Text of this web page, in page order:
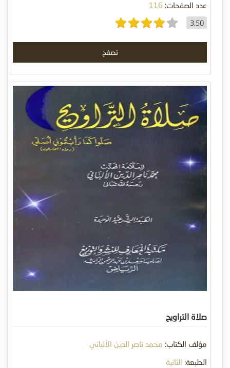
عدد الصفحات: 116
3.50
تصفح
صلاة التراويح
مؤلف الكتاب: محمد ناصر الدين الألباني
الطبعة: الثانية